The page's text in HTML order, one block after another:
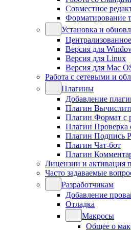
Совместное
Форматирование
Установка и
Версия для
Версия для Linux
Версия для Mac
Работа с сетевыми и
Плагины
Добавление
Плагин
Плагин Формат с
Плагин Проверка
Плагин Подпись
Плагин Чат-бот
Плагин
Лицензии и активация
Часто задаваемые
Разработчикам
Добавление
Отладка
Макросы
Общее о